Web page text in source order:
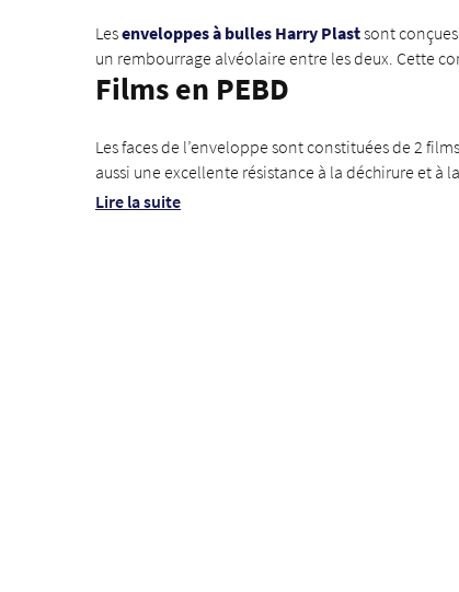
Lesenveloppes à bulles Harry Plastsont
un rembourrage alvéolaire entre les deux. Cette
Films en PEBD
Les faces de l’enveloppe sont constituées de 2
aussi une excellente résistance à la déchirure et à
Lire la suite